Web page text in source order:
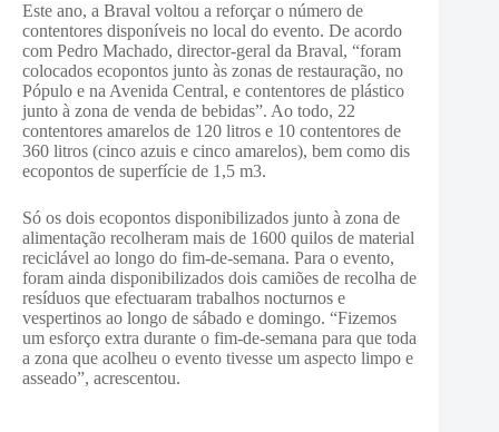
Este ano, a Braval voltou a reforçar o número de
contentores disponíveis no local do evento. De acordo
com Pedro Machado, director-geral da Braval, “foram
colocados ecopontos junto às zonas de restauração, no
Pópulo e na Avenida Central, e contentores de plástico
junto à zona de venda de bebidas”. Ao todo, 22
contentores amarelos de 120 litros e 10 contentores de
360 litros (cinco azuis e cinco amarelos), bem como dis
ecopontos de superfície de 1,5 m3.
Só os dois ecopontos disponibilizados junto à zona de
alimentação recolheram mais de 1600 quilos de material
reciclável ao longo do fim-de-semana. Para o evento,
foram ainda disponibilizados dois camiões de recolha de
resíduos que efectuaram trabalhos nocturnos e
vespertinos ao longo de sábado e domingo. “Fizemos
um esforço extra durante o fim-de-semana para que toda
a zona que acolheu o evento tivesse um aspecto limpo e
asseado”, acrescentou.